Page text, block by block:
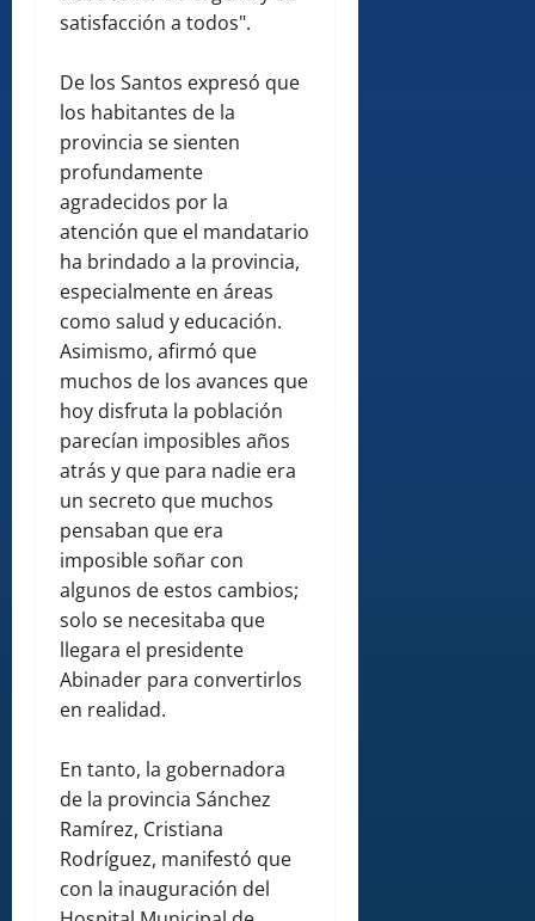
satisfacción a todos".
De los Santos expresó que
los habitantes de la
provincia se sienten
profundamente
agradecidos por la
atención que el mandatario
ha brindado a la provincia,
especialmente en áreas
como salud y educación.
Asimismo, afirmó que
muchos de los avances que
hoy disfruta la población
parecían imposibles años
atrás y que para nadie era
un secreto que muchos
pensaban que era
imposible soñar con
algunos de estos cambios;
solo se necesitaba que
llegara el presidente
Abinader para convertirlos
en realidad.
En tanto, la gobernadora
de la provincia Sánchez
Ramírez, Cristiana
Rodríguez, manifestó que
con la inauguración del